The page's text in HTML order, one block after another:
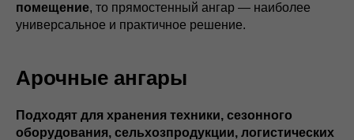
помещение, то прямостенный ангар — наиболее
универсальное и практичное решение.
Арочные ангары
Подходят для хранения техники, сезонного
оборудования, сельхозпродукции, логистических